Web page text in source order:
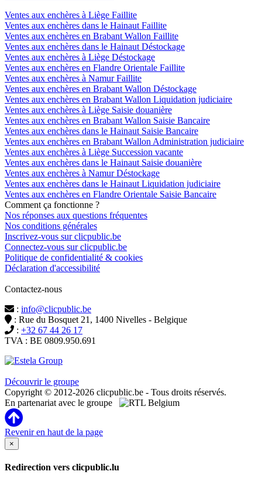
Ventes aux enchères à Liège Faillite
Ventes aux enchères dans le Hainaut Faillite
Ventes aux enchères en Brabant Wallon Faillite
Ventes aux enchères dans le Hainaut Déstockage
Ventes aux enchères à Liège Déstockage
Ventes aux enchères en Flandre Orientale Faillite
Ventes aux enchères à Namur Faillite
Ventes aux enchères en Brabant Wallon Déstockage
Ventes aux enchères en Brabant Wallon Liquidation judiciaire
Ventes aux enchères à Liège Saisie douanière
Ventes aux enchères en Brabant Wallon Saisie Bancaire
Ventes aux enchères dans le Hainaut Saisie Bancaire
Ventes aux enchères en Brabant Wallon Administration judiciaire
Ventes aux enchères à Liège Succession vacante
Ventes aux enchères dans le Hainaut Saisie douanière
Ventes aux enchères à Namur Déstockage
Ventes aux enchères dans le Hainaut Liquidation judiciaire
Ventes aux enchères en Flandre Orientale Saisie Bancaire
Comment ça fonctionne ?
Nos réponses aux questions fréquentes
Nos conditions générales
Inscrivez-vous sur clicpublic.be
Connectez-vous sur clicpublic.be
Politique de confidentialité & cookies
Déclaration d'accessibilité
Contactez-nous
: info@clicpublic.be
: Rue du Bosquet 21, 1400 Nivelles - Belgique
: +32 67 44 26 17
TVA : BE 0809.950.691
Découvrir le groupe
Copyright © 2012-2026 clicpublic.be - Tous droits réservés.
En partenariat avec le groupe
Revenir en haut de la page
×
Redirection vers clicpublic.lu